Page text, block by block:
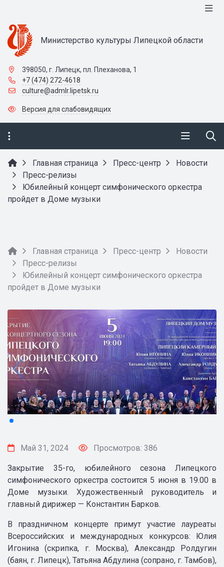
Министерство культуры Липецкой области
398050, г. Липецк, пл. Плеханова, 1
+7 (474) 272-4618
culture@admlr.lipetsk.ru
Версия для слабовидящих
Главная страница Пресс-центр
Новости
Пресс-релизы
Юбилейный концерт симфонического оркестра
пройдет в Доме музыки
Главная страница Пресс-центр
Новости
Пресс-релизы
Юбилейный концерт симфонического оркестра
пройдет в Доме музыки
Май 31, 2024 Просмотров: 386
Закрытие 35-го, юбилейного сезона Липецкого
симфонического оркестра состоится 5 июня в 19.00 в
Доме музыки. Художественный руководитель и
главный дирижер — Константин Барков.
В праздничном концерте примут участие лауреаты
Всероссийских и международных конкурсов: Юлия
Игонина (скрипка, г. Москва), Александр Ролдугин
(баян, г. Липецк), Татьяна Абдулина (сопрано, г. Тамбов),